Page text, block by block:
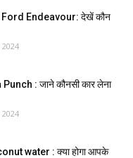
Endeavour: देखें कौन
: जाने कौनसी कार लेना
water : क्या होगा आपके